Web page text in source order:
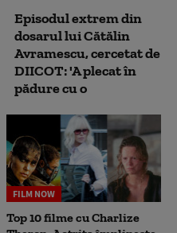
Episodul extrem din
dosarul lui Cătălin
Avramescu, cercetat de
DIICOT: 'A plecat în
pădure cu o
FILM NOW
Top 10 filme cu Charlize